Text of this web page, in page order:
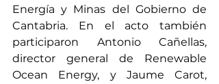
Energía y Minas del Gobierno de
Cantabria. En el acto también
participaron Antonio Cañellas,
director general de Renewable
Ocean Energy, y Jaume Carot,